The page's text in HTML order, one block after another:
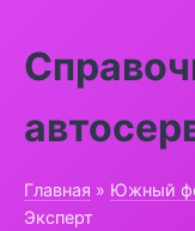
Главная » Южный
Эксперт